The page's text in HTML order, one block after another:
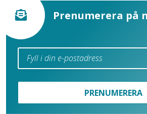
Prenumerera på
PRENUMERERA